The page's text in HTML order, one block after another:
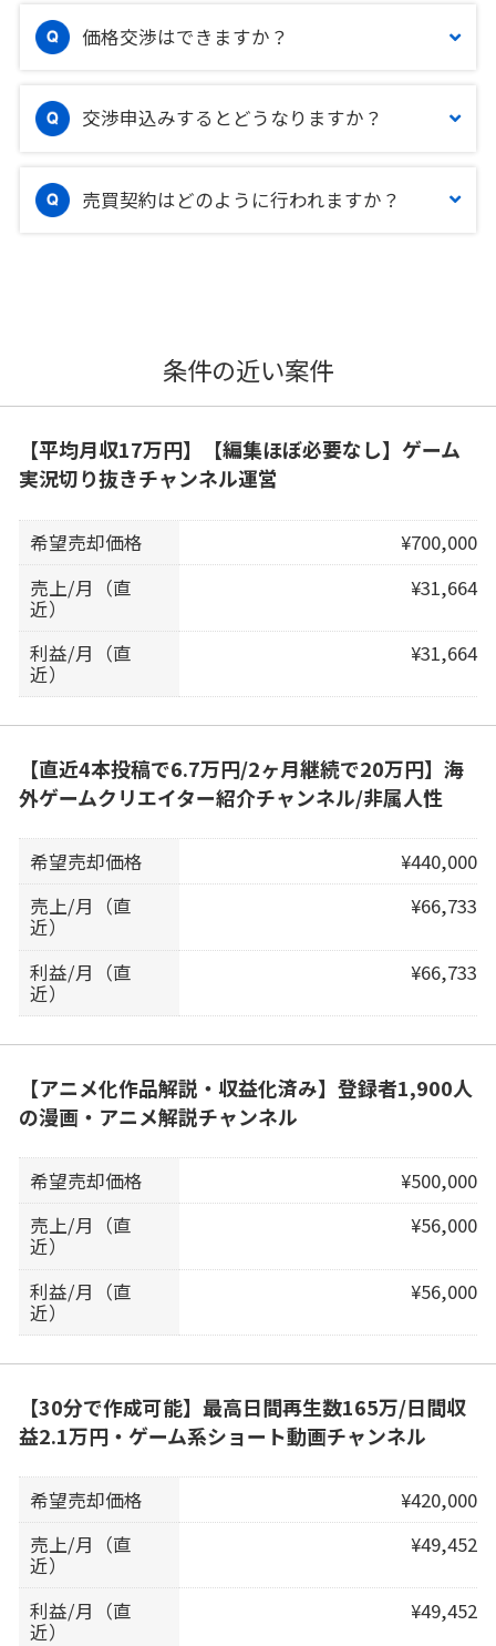
価格交渉はできますか？
交渉申込みするとどうなりますか？
売買契約はどのように行われますか？
条件の近い案件
【平均月収17万円】【編集ほぼ必要なし】ゲーム
実況切り抜きチャンネル運営
希望売却価格
¥700,000
売上/月（直
近）
¥31,664
利益/月（直
近）
¥31,664
【直近4本投稿で6.7万円/2ヶ月継続で20万円】海
外ゲームクリエイター紹介チャンネル/非属人性
希望売却価格
¥440,000
売上/月（直
近）
¥66,733
利益/月（直
近）
¥66,733
【アニメ化作品解説・収益化済み】登録者1,900人
の漫画・アニメ解説チャンネル
希望売却価格
¥500,000
売上/月（直
近）
¥56,000
利益/月（直
近）
¥56,000
【30分で作成可能】最高日間再生数165万/日間収
益2.1万円・ゲーム系ショート動画チャンネル
希望売却価格
¥420,000
売上/月（直
近）
¥49,452
利益/月（直
近）
¥49,452